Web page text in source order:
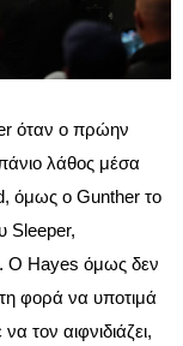
όταν ο πρώην
λάθος μέσα
όμως ο Gunther το
Sleeper,
Ο Hayes όμως δεν
φορά να υποτιμά
τον αιφνιδιάζει,